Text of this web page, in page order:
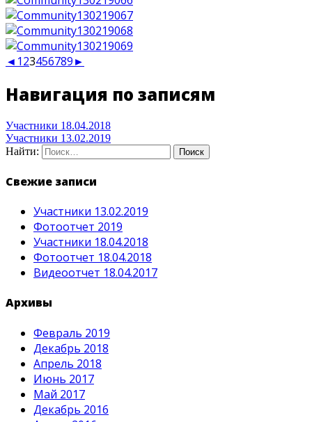
◄ 123456789►
Навигация по записям
Участники 18.04.2018
Участники 13.02.2019
Найти:
Свежие записи
Участники 13.02.2019
Фотоотчет 2019
Участники 18.04.2018
Фотоотчет 18.04.2018
Видеоотчет 18.04.2017
Архивы
Февраль 2019
Декабрь 2018
Апрель 2018
Июнь 2017
Май 2017
Декабрь 2016